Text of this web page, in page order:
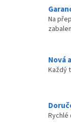
Na
Nová
Každý